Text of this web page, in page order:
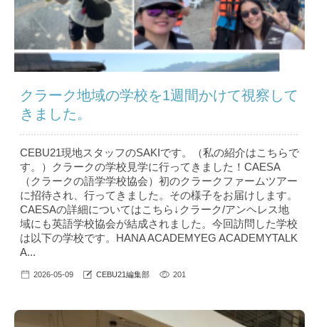
クラーク地域の学校を1週間かけて視察して
きました。
CEBU21現地スタッフのSAKIです。（私の紹介はこちら で
す。）クラークの学校見学に行ってきました！CAESA
（クラークの語学学校協会）初のクラークファームツアー
に招待され、行ってきました。その様子をお届けします。
CAESAの詳細についてはこちら↓クラーク/アンヘレス地
域にも英語学校協会が結成されました。今回訪問した学校
は以下の学校です。HANA ACADEMYEG ACADEMYTALK
A...
2026-05-09 CEBU21編集部 201